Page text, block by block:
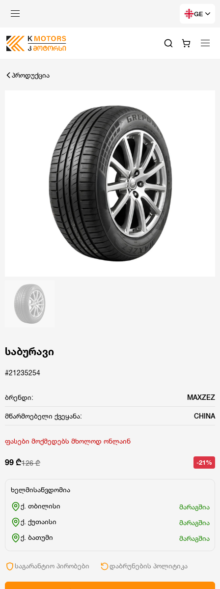
GE
პროდუქცია
საბურავი
#21235254
ბრენდი: MAXZEZ
მწარმოებელი ქვეყანა: CHINA
ფასები მოქმედებს მხოლოდ ონლაინ
99 ₾126 ₾ -21%
ხელმისაწვდომია
ქ. თბილისი
მარაგშია
ქ. ქუთაისი
მარაგშია
ქ. ბათუმი
მარაგშია
საგარანტიო პირობები დაბრუნების პოლიტიკა